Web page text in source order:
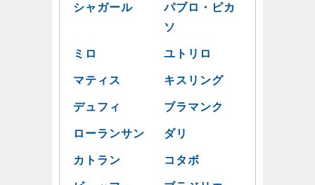
シャガール
パブロ・ピカ
ソ
ミロ ユトリロ
マティス キスリング
デュフィ ブラマンク
ローランサン ダリ
カトラン コタボ